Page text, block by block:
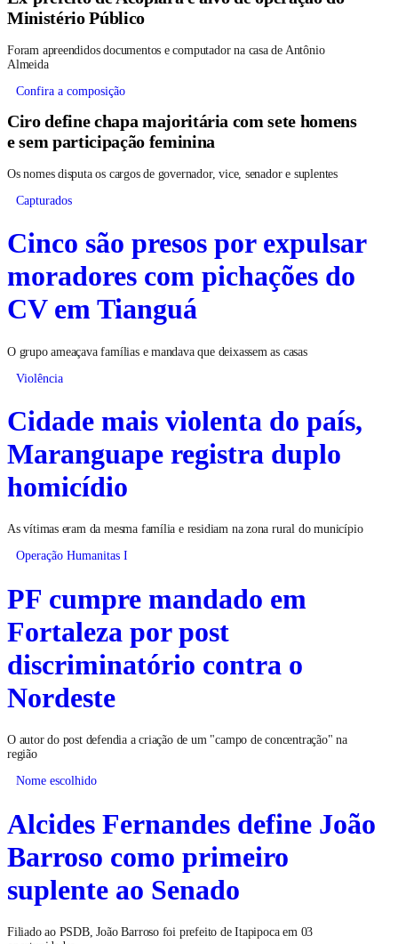
Ministério Público
Foram apreendidos documentos e computador na casa de Antônio
Almeida
Confira a composição
Ciro define chapa majoritária com sete homens
e sem participação feminina
Os nomes disputa os cargos de governador, vice, senador e suplentes
Capturados
Cinco são presos por expulsar
moradores com pichações do
CV em Tianguá
O grupo ameaçava famílias e mandava que deixassem as casas
Violência
Cidade mais violenta do país,
Maranguape registra duplo
homicídio
As vítimas eram da mesma família e residiam na zona rural do município
Operação Humanitas I
PF cumpre mandado em
Fortaleza por post
discriminatório contra o
Nordeste
O autor do post defendia a criação de um "campo de concentração" na
região
Nome escolhido
Alcides Fernandes define João
Barroso como primeiro
suplente ao Senado
Filiado ao PSDB, João Barroso foi prefeito de Itapipoca em 03